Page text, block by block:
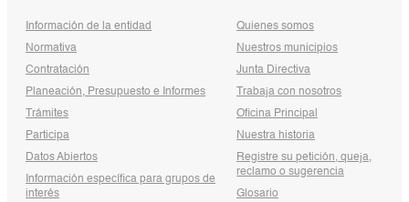
Información de la entidad
Normativa
Contratación
Planeación, Presupuesto e Informes
Trámites
Participa
Datos Abiertos
Información específica para grupos de
interés
Quienes somos
Nuestros municipios
Junta Directiva
Trabaja con nosotros
Oficina Principal
Nuestra historia
Registre su petición, queja,
reclamo o sugerencia
Glosario